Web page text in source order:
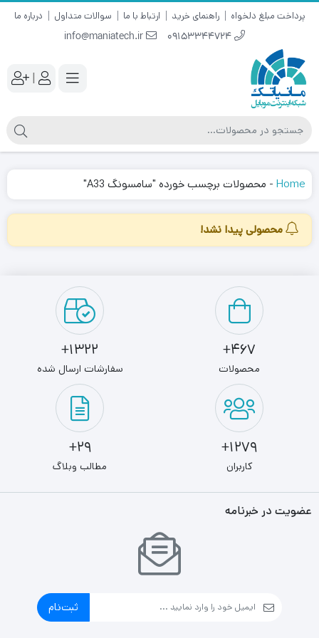
پرداخت مبلغ دلخواه راهنمای خرید ارتباط با ما سوالات متداول درباره ما
09153344724
info@maniatech.ir
|
Home
- محصولات برچسب خورده "سامسونگ A33"
محصولی پیدا نشد!
467+
محصولات
1322+
سفارشات ارسال شده
1279+
کاربران
29+
مطالب وبلاگ
عضویت در خبرنامه
ثبت‌نام